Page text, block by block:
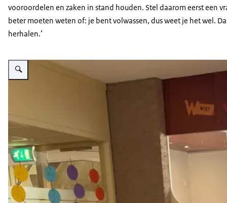
vooroordelen en zaken in stand houden. Stel daarom eerst een
beter moeten weten of: je bent volwassen, dus weet je het wel.
herhalen.’
Vergroot afbeelding Joyce Bikker in de klas